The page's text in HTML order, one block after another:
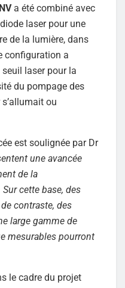
a été combiné avec
laser pour une
de la lumière, dans
configuration a
laser pour la
du pompage des
ou
est soulignée par Dr
une avancée
de la
cette base, des
contraste, des
large gamme de
mesurables pourront
le cadre du projet